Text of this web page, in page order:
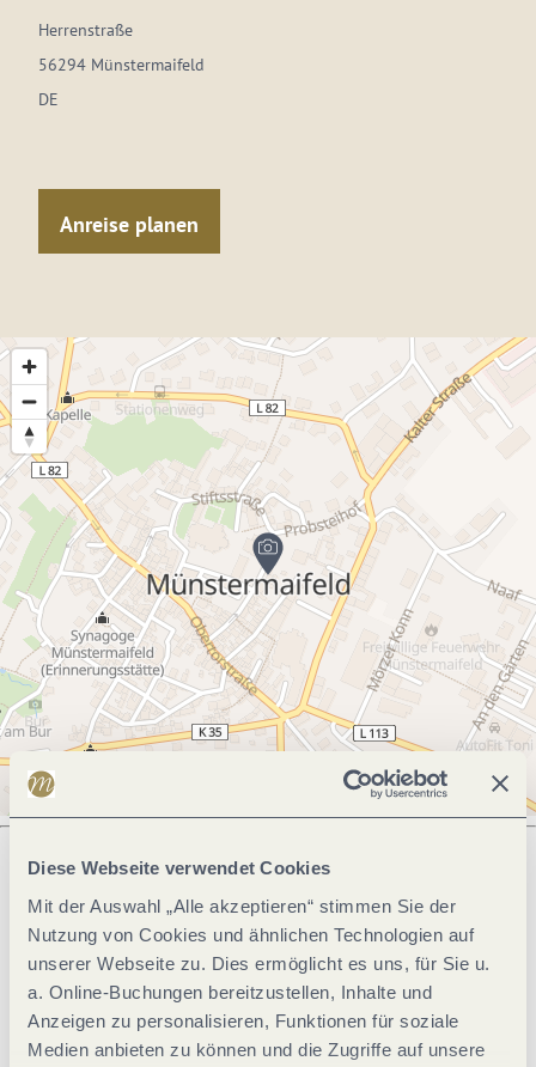
Diese Webseite verwendet Cookies
Mit der Auswahl „Alle akzeptieren“ stimmen Sie der
Nutzung von Cookies und ähnlichen Technologien auf
unserer Webseite zu. Dies ermöglicht es uns, für Sie u.
a. Online-Buchungen bereitzustellen, Inhalte und
Anzeigen zu personalisieren, Funktionen für soziale
Medien anbieten zu können und die Zugriffe auf unsere
Herrenstraße
56294 Münstermaifeld
DE
Anreise planen
Was möchtest du als nächstes tun?
Anreise planen PDF erzeugen